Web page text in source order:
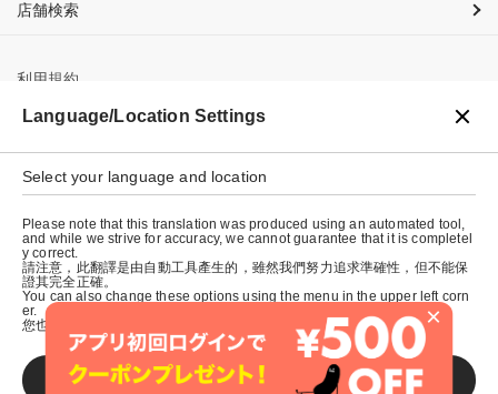
店舗検索
利用規約
プライバシーポリシー
特定商取引法に基づく表示
会社概要
×
Language/Location Settings
Select your language and location
Please note that this translation was produced using an automated tool,
and while we strive for accuracy, we cannot guarantee that it is completel
y correct.
請注意，此翻譯是由自動工具產生的，雖然我們努力追求準確性，但不能保
證其完全正確。
You can also change these options using the menu in the upper left corn
er.
您也可以使用左上角的選單來更改這些選項。
SAVE